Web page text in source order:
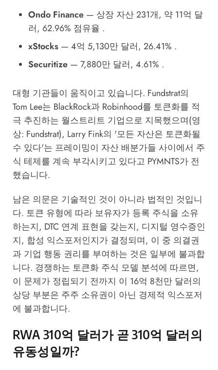
Ondo Finance— 상장 자산 231개, 약 11억 달
러, 62.96% 점유율 .
xStocks— 4억 5,130만 달러, 26.41% .
Securitize— 7,880만 달러, 4.61% .
대형 기관들이 움직이고 있습니다. Fundstrat의
Tom Lee는 BlackRock과 Robinhood를 토큰화를 적
극 추진하는 월스트리트 기업으로 지목했으며(영
상: Fundstrat), Larry Fink의 '모든 자산은 토큰화될
수 있다'는 프레이밍이 자산 배분가들 사이에서 주
식 테제를 계속 부각시키고 있다고 PYMNTS가 전
했습니다.
남은 의문은 기술적인 것이 아니라 법적인 것입니
다. 토큰 유형에 따라 보유자가 등록 주식을 소유
하는지, DTC 연계 표현을 갖는지, 디지털 영수증인
지, 합성 익스포저인지가 결정되며, 이 중 의결권
과 기업 행동 권리를 부여하는 것은 일부에 불과합
니다. 경쟁하는 토큰화 주식 모델 분석에 따르면,
이 문제가 정립되기 전까지 이 16억 8천만 달러의
상당 부분은 주주 소유권이 아닌 경제적 익스포저
에 불과합니다.
RWA 310억 달러가 곧 310억 달러의
유동성일까?